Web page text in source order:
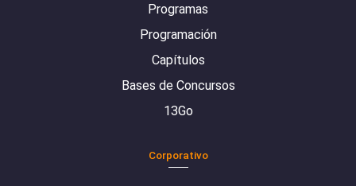
Programas
Programación
Capítulos
Bases de Concursos
13Go
Corporativo